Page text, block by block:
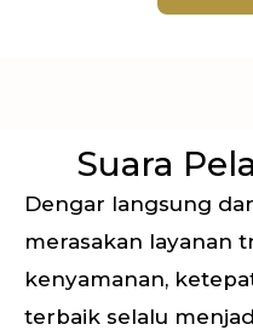
Suara
Dengar langsung
merasakan layanan
kenyamanan,
terbaik selalu